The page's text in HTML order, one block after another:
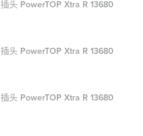
头 PowerTOP Xtra R 13680
头 PowerTOP Xtra R 13680
头 PowerTOP Xtra R 13680